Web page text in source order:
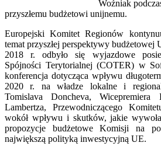
Woźniak
przyszłemu budżetowi unijnemu.
Europejski Komitet Regionów
temat przyszłej perspektywy budżetowej
2018 r. odbyło się wyjazdowe
Spójności Terytorialnej (COTER) w
konferencja dotycząca wpływu
2020 r. na władze lokalne i
Tomislava Doncheva,
Lambertza, Przewodniczącego
wokół wpływu i skutków, jakie
propozycje budżetowe Komisji na
największą polityką inwestycyjną UE.